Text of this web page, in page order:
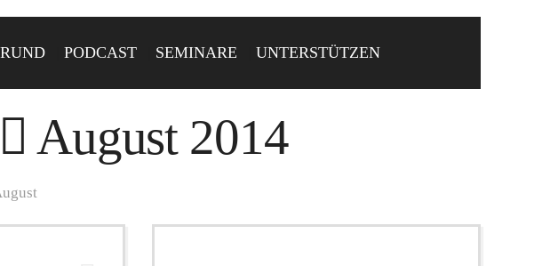
PODCAST SEMINARE UNTERSTÜTZEN
August 2014